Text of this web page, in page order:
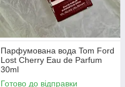
Парфумована вода Tom Ford
Lost Cherry Eau de Parfum
30ml
Готово до відправки